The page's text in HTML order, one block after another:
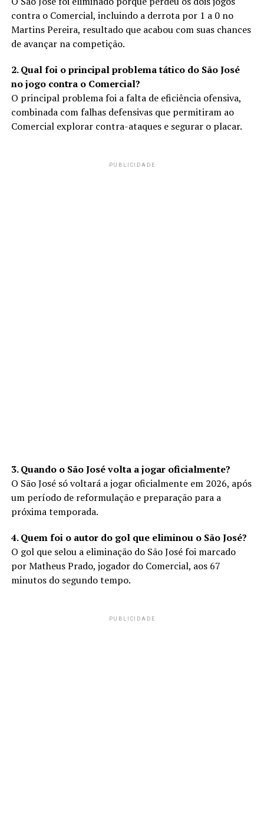
contra o Comercial, incluindo a derrota por 1 a 0 no
Martins Pereira, resultado que acabou com suas chances
de avançar na competição.
2. Qual foi o principal problema tático do São José
no jogo contra o Comercial?
O principal problema foi a falta de eficiência ofensiva,
combinada com falhas defensivas que permitiram ao
Comercial explorar contra-ataques e segurar o placar.
PUBLICIDADE
3. Quando o São José volta a jogar oficialmente?
O São José só voltará a jogar oficialmente em 2026, após
um período de reformulação e preparação para a
próxima temporada.
4. Quem foi o autor do gol que eliminou o São José?
O gol que selou a eliminação do São José foi marcado
por Matheus Prado, jogador do Comercial, aos 67
minutos do segundo tempo.
PUBLICIDADE